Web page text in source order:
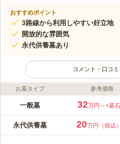
おすすめポイント
3路線から利用しやすい好立地
開放的な雰囲気
永代供養墓あり
コメント・口コ
ライフドット編集部のコメント
広大な立地に悠然と佇む、大
で、季節問わず来苑しやすいです。 自然に囲まれた開放
る寺院墓地です。日当たり良
お墓タイプ 参考価格
一般墓 32万円～+墓
永代供養墓 20万円（税込